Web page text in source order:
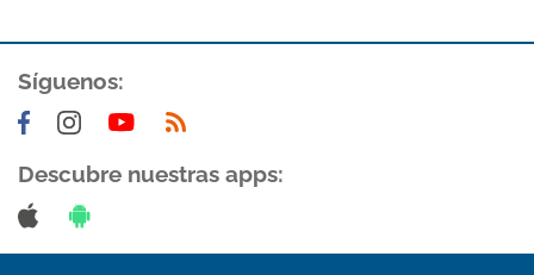
Síguenos:
Descubre nuestras apps: